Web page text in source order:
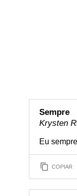
Sempre
Krysten
Eu
COPIAR